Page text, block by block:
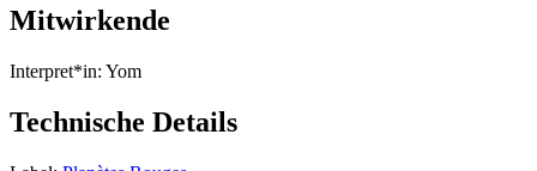
Mitwirkende
Interpret*in: Yom
Technische Details